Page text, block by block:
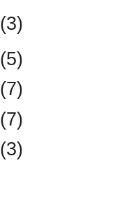
(3)
(5)
(7)
(7)
(3)